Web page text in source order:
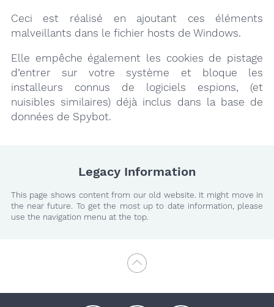
Ceci est réalisé en ajoutant ces éléments
malveillants dans le fichier hosts de Windows.
Elle empêche également les cookies de pistage
d’entrer sur votre système et bloque les
installeurs connus de logiciels espions, (et
nuisibles similaires) déjà inclus dans la base de
données de Spybot.
Legacy Information
This page shows content from our old website. It might move in
the near future. To get the most up to date information, please
use the navigation menu at the top.